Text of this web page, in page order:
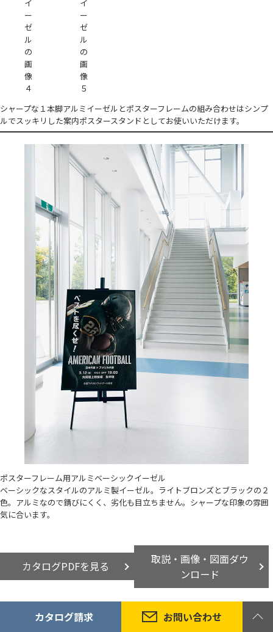
カタログ請求 お問い合わせ
シャープな１本脚アルミイーゼルとポスターフレームの組み合わせはシンプ
ルでスッキリした案内ポスタースタンドとしてお使いいただけます。
ポスターフレーム用アルミベーシックイーゼル
ベーシックなスタイルのアルミ製イーゼル。ライトブロンズとブラックの２
色。アルミなので錆びにくく、劣化も目立ちません。シャープな印象の雰囲
気に合います。
カタログPDFを見る
取説・画像・図面ダウ
ンロード